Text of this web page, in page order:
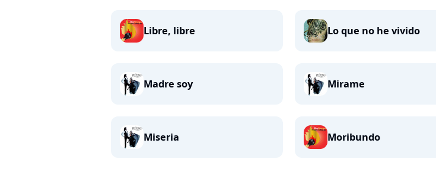
Libre, libre Lo que no he vivido
Madre soy Mirame
Miseria Moribundo